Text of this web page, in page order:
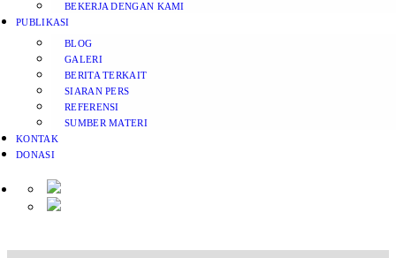
BEKERJA DENGAN KAMI
PUBLIKASI
BLOG
GALERI
BERITA TERKAIT
SIARAN PERS
REFERENSI
SUMBER MATERI
KONTAK
DONASI